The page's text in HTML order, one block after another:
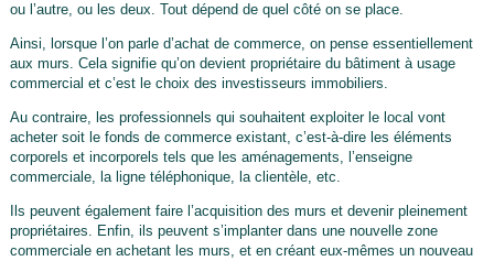
ou l’autre, ou les deux. Tout dépend de quel côté on se place.
Ainsi, lorsque l’on parle d’achat de commerce, on pense essentiellement
aux murs. Cela signifie qu’on devient propriétaire du bâtiment à usage
commercial et c’est le choix des investisseurs immobiliers.
Au contraire, les professionnels qui souhaitent exploiter le local vont
acheter soit le fonds de commerce existant, c’est-à-dire les éléments
corporels et incorporels tels que les aménagements, l’enseigne
commerciale, la ligne téléphonique, la clientèle, etc.
Ils peuvent également faire l’acquisition des murs et devenir pleinement
propriétaires. Enfin, ils peuvent s’implanter dans une nouvelle zone
commerciale en achetant les murs, et en créant eux-mêmes un nouveau